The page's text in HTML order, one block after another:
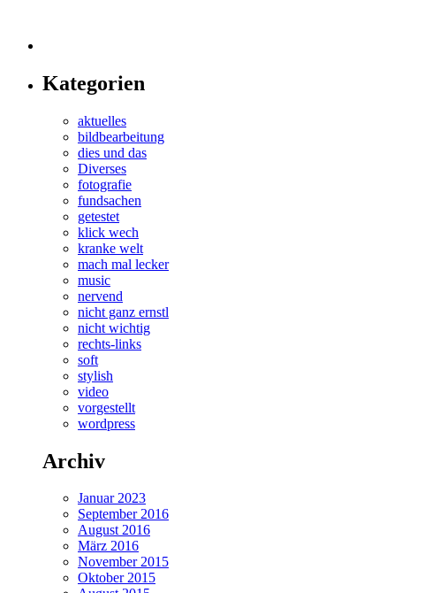
Kategorien
aktuelles
bildbearbeitung
dies und das
Diverses
fotografie
fundsachen
getestet
klick wech
kranke welt
mach mal lecker
music
nervend
nicht ganz ernstl
nicht wichtig
rechts-links
soft
stylish
video
vorgestellt
wordpress
Archiv
Januar 2023
September 2016
August 2016
März 2016
November 2015
Oktober 2015